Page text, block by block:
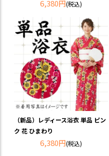
6,380円(税込)
（新品）レディース浴衣 単品 ピン
ク 花 ひまわり
6,380円(税込)